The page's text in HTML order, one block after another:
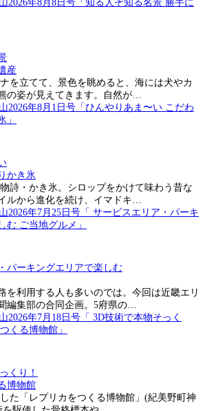
産
を立てて、景色を眺めると、海には犬やカ
の姿が見えてきます。自然が…
かき氷
詩・かき氷。シロップをかけて味わう昔な
ルから進化を続け、イマドキ…
パーキングエリアで楽しむ
を利用する人も多いのでは。今回は近畿エリ
編集部の合同企画。5府県の…
くり！
博物館
た「レプリカをつくる博物館」(紀美野町神